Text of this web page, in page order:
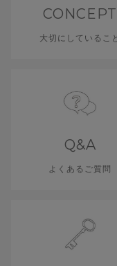
CONCEPT
大切にしていること
Q&A
よくあるご質問